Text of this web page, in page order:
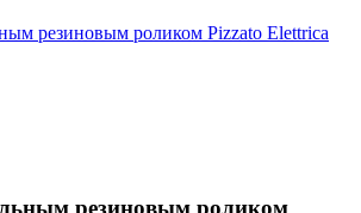
резиновым роликом